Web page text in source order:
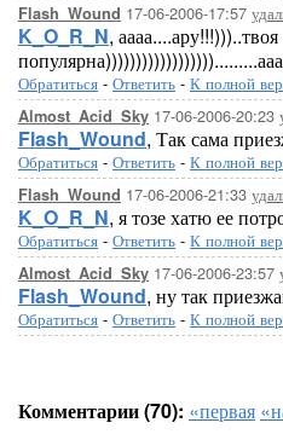
Flash_Wound 17-06-2006-17:57
K_O_R_N,
Обратиться - Ответить - К полной
Almost_Acid_Sky 17-06-2006-20:23
Flash_Wound, Так сама
Обратиться - Ответить - К полной
Flash_Wound 17-06-2006-21:33
K_O_R_N, я тозе хатю ее
Обратиться - Ответить - К полной
Almost_Acid_Sky 17-06-2006-23:57
Flash_Wound, ну так
Обратиться - Ответить - К полной
Комментарии (70): «первая